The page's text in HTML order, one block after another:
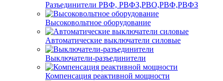
Разъединители РВФ, РВФЗ,РВО,РВФ,РВФЗ
Высоковольтное оборудование
Автоматические выключатели cиловые
Выключатели-разъединители
Компенсация реактивной мощности